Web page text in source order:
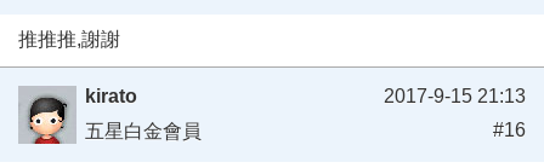
推推推,謝謝
kirato
五星白金會員
2017-9-15 21:13
#16